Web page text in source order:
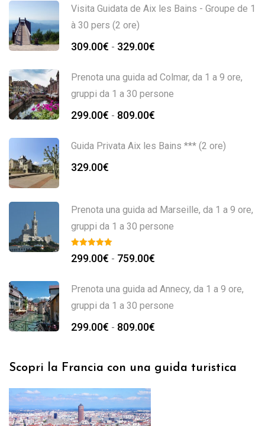
Visita Guidata de Aix les Bains - Groupe de 1
à 30 pers (2 ore)
309.00€ - 329.00€
Prenota una guida ad Colmar, da 1 a 9 ore,
gruppi da 1 a 30 persone
299.00€ - 809.00€
Guida Privata Aix les Bains *** (2 ore)
329.00€
Prenota una guida ad Marseille, da 1 a 9 ore,
gruppi da 1 a 30 persone
299.00€ - 759.00€
Prenota una guida ad Annecy, da 1 a 9 ore,
gruppi da 1 a 30 persone
299.00€ - 809.00€
Scopri la Francia con una guida turistica